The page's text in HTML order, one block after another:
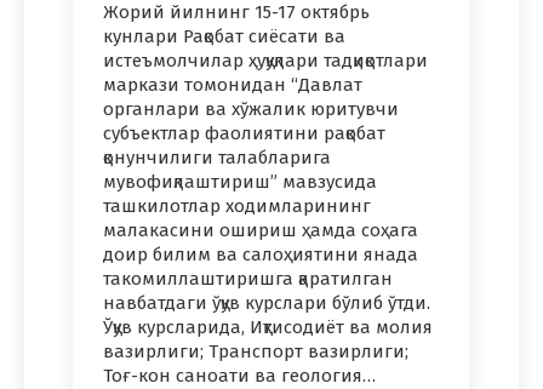
Жорий йилнинг 15-17 октябрь
кунлари Рақобат сиёсати ва
истеъмолчилар ҳуқуқлари тадқиқотлари
маркази томонидан “Давлат
органлари ва хўжалик юритувчи
субъектлар фаолиятини рақобат
қонунчилиги талабларига
мувофиқлаштириш” мавзусида
ташкилотлар ходимларининг
малакасини ошириш ҳамда соҳага
доир билим ва салоҳиятини янада
такомиллаштиришга қаратилган
навбатдаги ўқув курслари бўлиб ўтди.
Ўқув курсларида, Иқтисодиёт ва молия
вазирлиги; Транспорт вазирлиги;
Тоғ-кон саноати ва геология…